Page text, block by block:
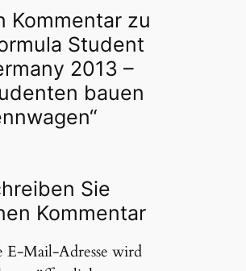
Kommentar zu
Student
2013 –
bauen
Sie
Kommentar
E-Mail-Adresse wird